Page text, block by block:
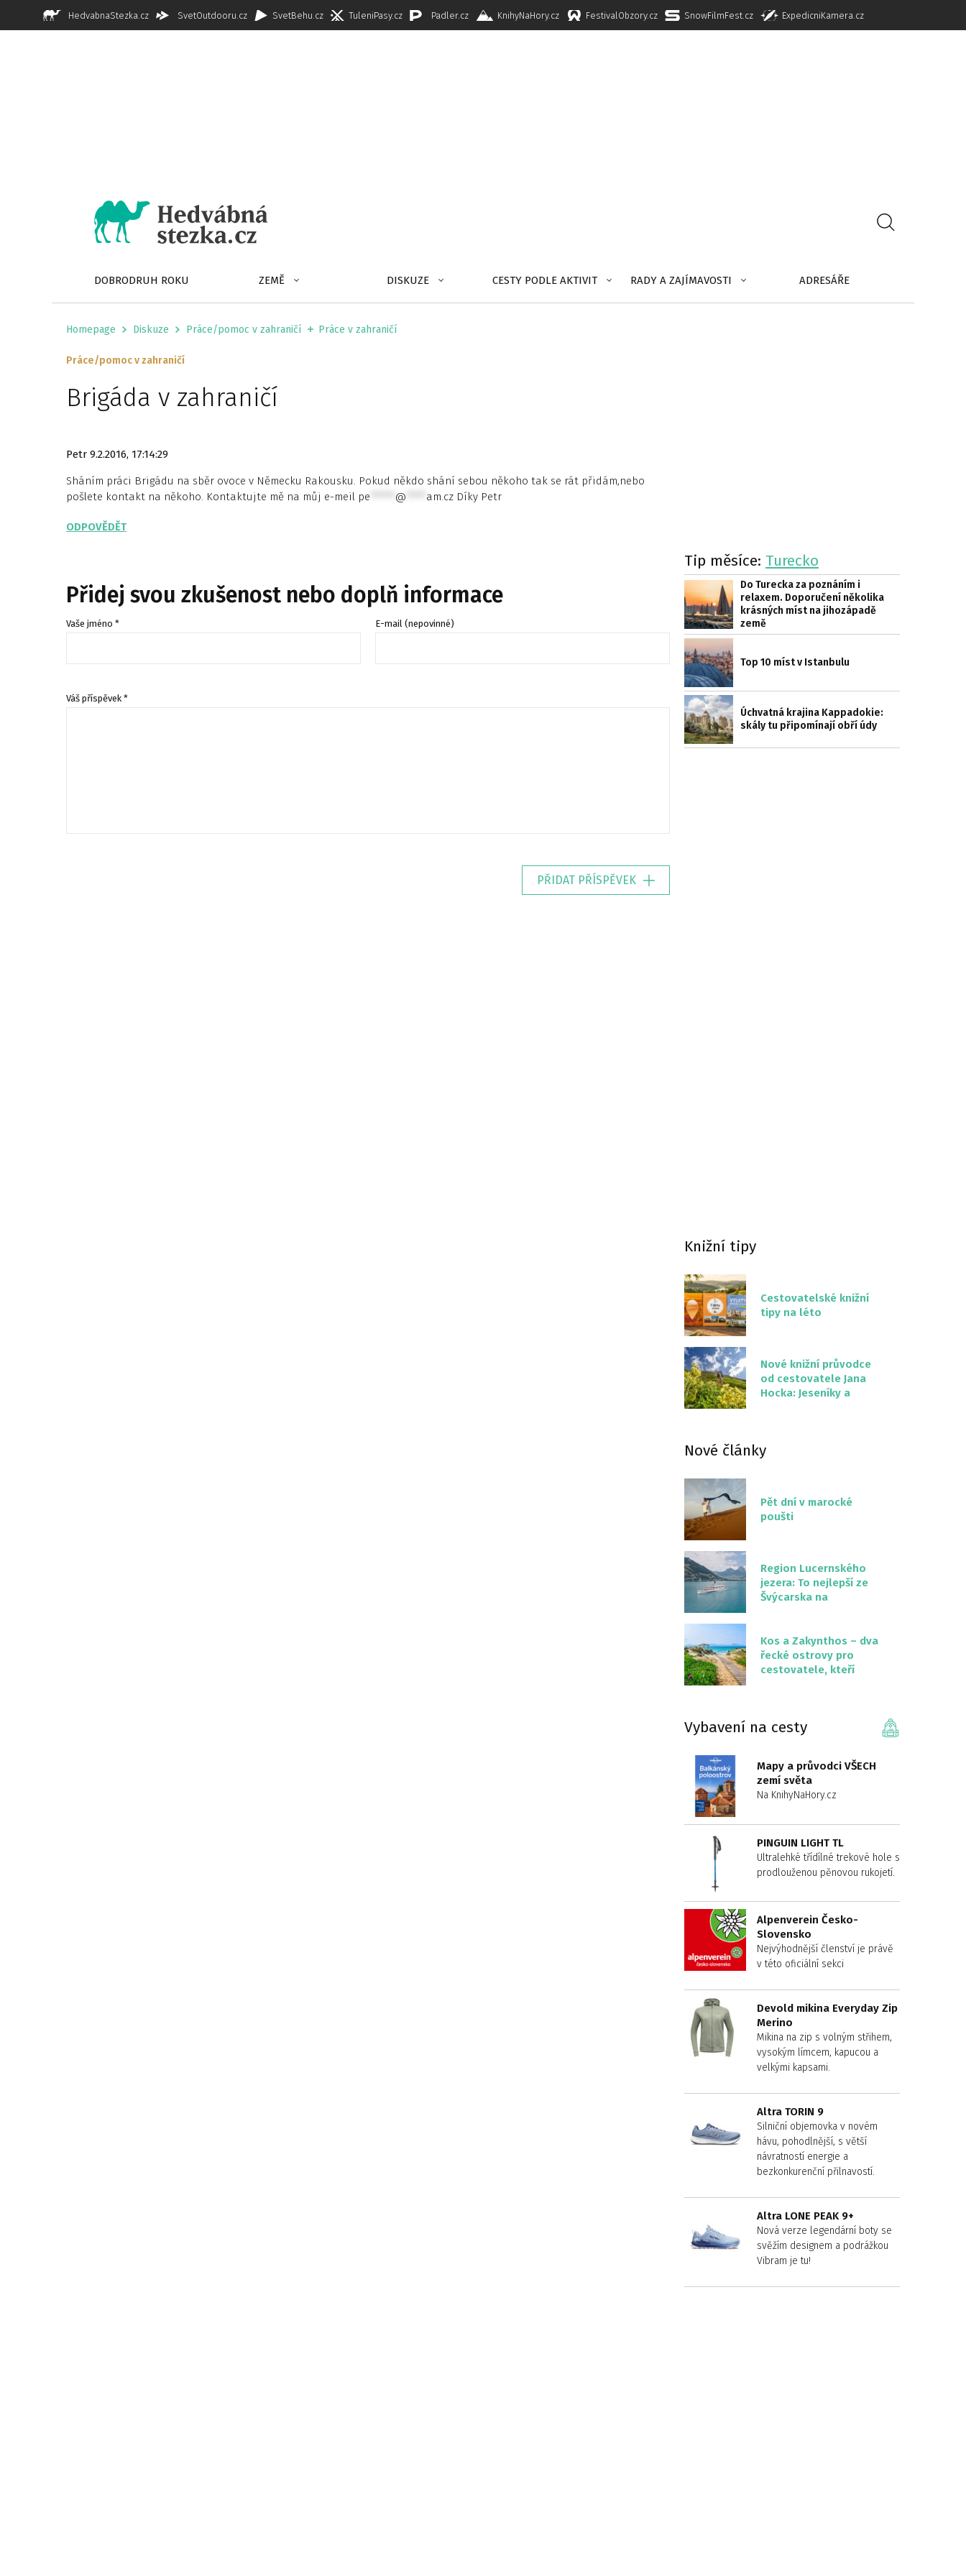
HedvabnaStezka.cz SvetOutdooru.cz SvetBehu.cz TuleniPasy.cz Padler.cz KnihyNaHory.cz FestivalObzory.cz SnowFilmFest.cz ExpedicniKamera.cz
DOBRODRUH ROKU ZEMĚ DISKUZE CESTY PODLE AKTIVIT RADY A ZAJÍMAVOSTI ADRESÁŘE
Homepage Diskuze Práce/pomoc v zahraničí Práce v zahraničí
Práce/pomoc v zahraničí
Brigáda v zahraničí
Petr 9.2.2016, 17:14:29
Sháním práci Brigádu na sběr ovoce v Německu Rakousku. Pokud někdo shání sebou někoho tak se rát přidám,nebo
pošlete kontakt na někoho. Kontaktujte mě na můj e-meil pe @ am.cz Díky Petr
ODPOVĚDĚT
Přidej svou zkušenost nebo doplň informace
Vaše jméno * E-mail (nepovinné)
Váš příspěvek *
PŘIDAT PŘÍSPĚVEK
Tip měsíce: Turecko
Do Turecka za poznáním i
relaxem. Doporučení několika
krásných míst na jihozápadě
země
Top 10 míst v Istanbulu
Úchvatná krajina Kappadokie:
skály tu připomínají obří údy
Knižní tipy
Cestovatelské knižní
tipy na léto
Nové knižní průvodce
od cestovatele Jana
Hocka: Jeseníky a
Nové články
Pět dní v marocké
poušti
Region Lucernského
jezera: To nejlepší ze
Švýcarska na
Kos a Zakynthos – dva
řecké ostrovy pro
cestovatele, kteří
Vybavení na cesty
Mapy a průvodci VŠECH
zemí světa
Na KnihyNaHory.cz
PINGUIN LIGHT TL
Ultralehké třídílné trekové hole s
prodlouženou pěnovou rukojetí.
Alpenverein Česko-
Slovensko
Nejvýhodnější členství je právě
v této oficiální sekci
Devold mikina Everyday Zip
Merino
Mikina na zip s volným střihem,
vysokým límcem, kapucou a
velkými kapsami.
Altra TORIN 9
Silniční objemovka v novém
hávu, pohodlnější, s větší
návratností energie a
bezkonkurenční přilnavostí.
Altra LONE PEAK 9+
Nová verze legendární boty se
svěžím designem a podrážkou
Vibram je tu!